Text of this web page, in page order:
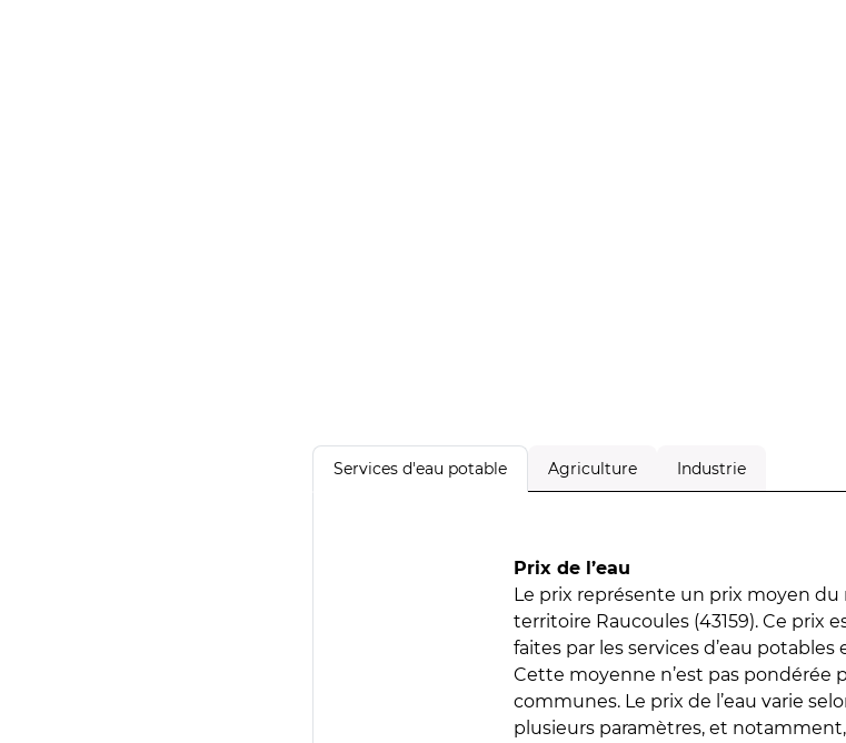
Services d'eau potable Agriculture Industrie
Prix de l’eau
Le prix représente un prix moyen du
territoire Raucoules (43159). Ce prix
faites par les services d’eau potables
Cette moyenne n’est pas pondérée
communes. Le prix de l’eau varie
plusieurs paramètres, et